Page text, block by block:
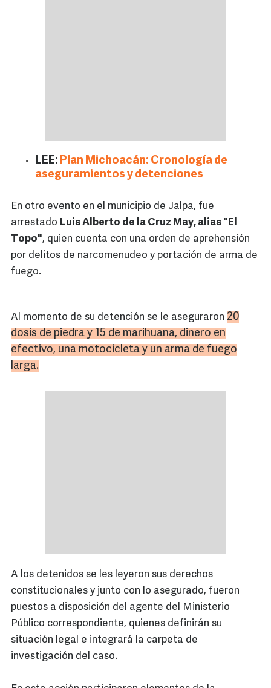
LEE: Plan Michoacán: Cronología de
aseguramientos y detenciones
En otro evento en el municipio de Jalpa, fue
arrestado Luis Alberto de la Cruz May, alias "El
Topo", quien cuenta con una orden de aprehensión
por delitos de narcomenudeo y portación de arma de
fuego.
Al momento de su detención se le aseguraron 20
dosis de piedra y 15 de marihuana, dinero en
efectivo, una motocicleta y un arma de fuego
larga.
A los detenidos se les leyeron sus derechos
constitucionales y junto con lo asegurado, fueron
puestos a disposición del agente del Ministerio
Público correspondiente, quienes definirán su
situación legal e integrará la carpeta de
investigación del caso.